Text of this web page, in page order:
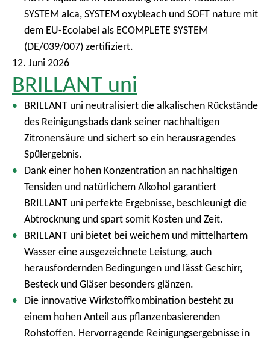
SYSTEM alca, SYSTEM oxybleach und SOFT nature mit
dem EU-Ecolabel als ECOMPLETE SYSTEM
(DE/039/007) zertifiziert.
12. Juni 2026
BRILLANT uni
BRILLANT uni neutralisiert die alkalischen Rückstände
des Reinigungsbads dank seiner nachhaltigen
Zitronensäure und sichert so ein herausragendes
Spülergebnis.
Dank einer hohen Konzentration an nachhaltigen
Tensiden und natürlichem Alkohol garantiert
BRILLANT uni perfekte Ergebnisse, beschleunigt die
Abtrocknung und spart somit Kosten und Zeit.
BRILLANT uni bietet bei weichem und mittelhartem
Wasser eine ausgezeichnete Leistung, auch
herausfordernden Bedingungen und lässt Geschirr,
Besteck und Gläser besonders glänzen.
Die innovative Wirkstoffkombination besteht zu
einem hohen Anteil aus pflanzenbasierenden
Rohstoffen. Hervorragende Reinigungsergebnisse in